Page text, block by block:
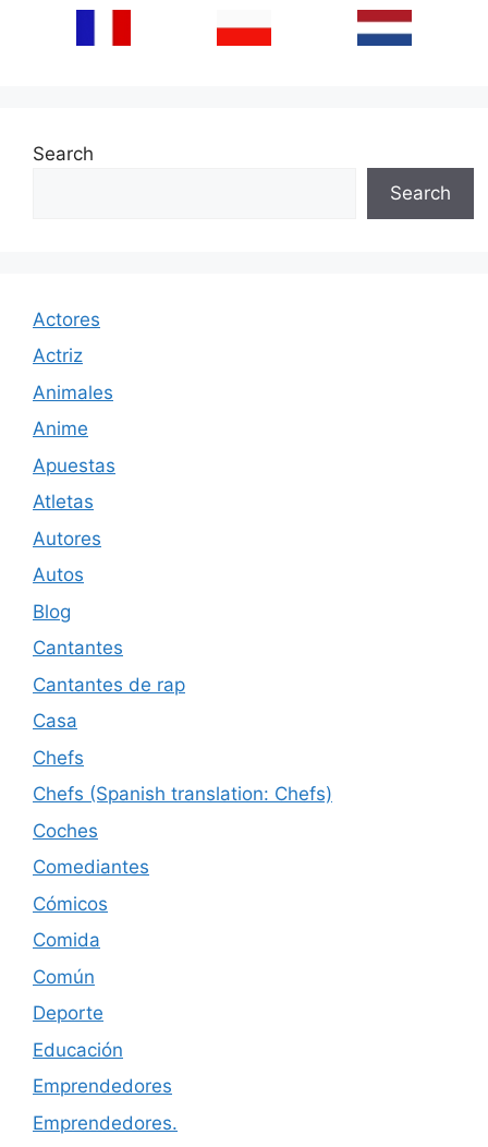
Search
Search
Actores
Actriz
Animales
Anime
Apuestas
Atletas
Autores
Autos
Blog
Cantantes
Cantantes de rap
Casa
Chefs
Chefs (Spanish translation: Chefs)
Coches
Comediantes
Cómicos
Comida
Común
Deporte
Educación
Emprendedores
Emprendedores.